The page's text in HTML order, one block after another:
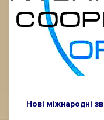
Нові міжнародні